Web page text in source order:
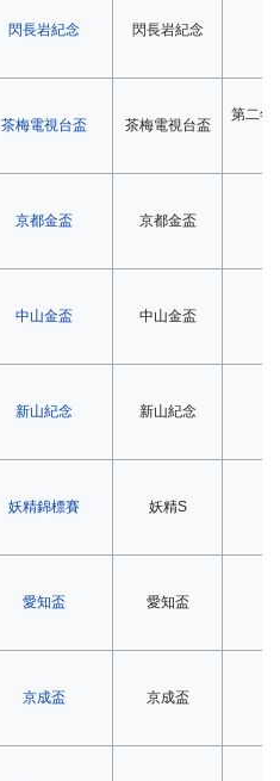
閃長岩紀念 閃長岩紀念
茶梅電視台盃 茶梅電視台盃
第二年
京都金盃 京都金盃
中山金盃 中山金盃
新山紀念 新山紀念
妖精錦標賽 妖精S
愛知盃 愛知盃
京成盃 京成盃